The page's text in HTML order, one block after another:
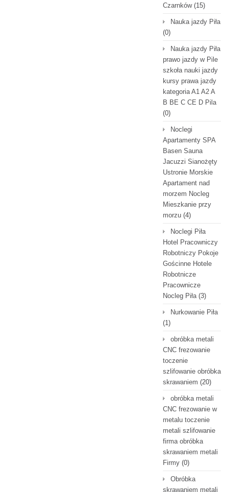
Czarnków(15)
Nauka jazdy Piła
(0)
Nauka jazdy Piła
prawo jazdy w Pile
szkoła nauki jazdy
kursy prawa jazdy
kategoria A1 A2 A
B BE C CE D Pila
(0)
Noclegi
Apartamenty SPA
Basen Sauna
Jacuzzi Sianożęty
Ustronie Morskie
Apartament nad
morzem Nocleg
Mieszkanie przy
morzu (4)
Noclegi Piła
Hotel Pracowniczy
Robotniczy Pokoje
Gościnne Hotele
Robotnicze
Pracownicze
Nocleg Piła(3)
Nurkowanie Piła
(1)
obróbka metali
CNC frezowanie
toczenie
szlifowanie obróbka
skrawaniem (20)
obróbka metali
CNC frezowanie w
metalu toczenie
metali szlifowanie
firma obróbka
skrawaniem metali
Firmy (0)
Obróbka
skrawaniem metali